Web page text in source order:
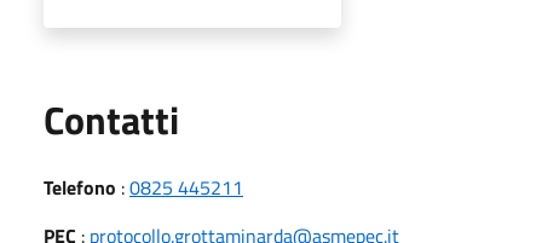
Contatti
Telefono :0825 445211
PEC : protocollo.grottaminarda@asmepec.it